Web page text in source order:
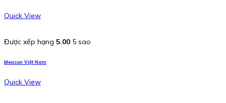
Quick View
Được xếp hạng 5.00 5 sao
Meacon Việt Nam
Quick View